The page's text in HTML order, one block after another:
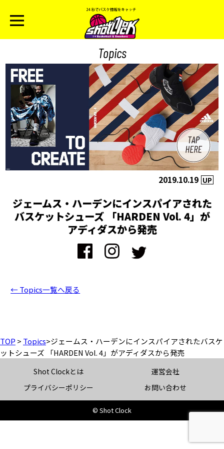
Topics
2019.10.19 UP
ジェームス・ハーデンにインスパイアされた
バスケットシューズ 「HARDEN Vol. 4」が
アディダスから発売
← Topics一覧へ戻る
TOP > Topics>ジェームス・ハーデンにインスパイアされたバスケ
ットシューズ 「HARDEN Vol. 4」がアディダスから発売
Shot Clockとは
運営会社
プライバシーポリシー
お問い合わせ
© Shot Clock